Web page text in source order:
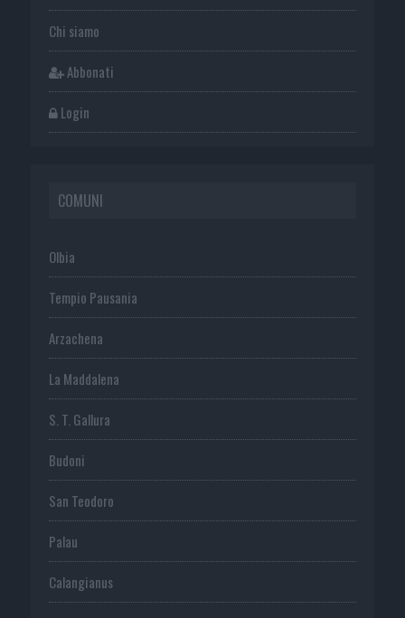
Chi siamo
Abbonati
Login
COMUNI
Olbia
Tempio Pausania
Arzachena
La Maddalena
S. T. Gallura
Budoni
San Teodoro
Palau
Calangianus